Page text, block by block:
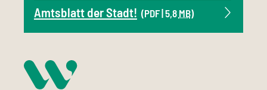
Amtsblatt der Stadt! (PDF | 5,8 MB)